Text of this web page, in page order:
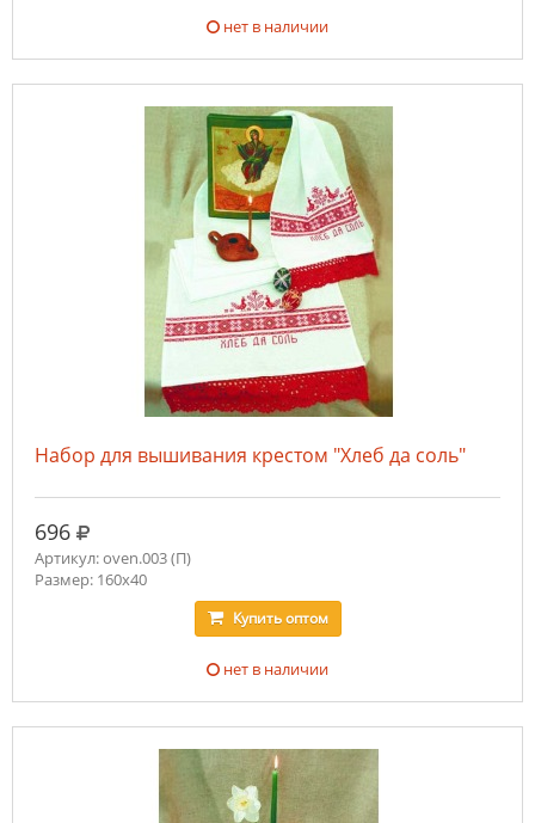
нет в наличии
Набор для вышивания крестом "Хлеб да соль"
696 руб.
Артикул: oven.003 (П)
Размер: 160х40
Купитьоптом
нет в наличии